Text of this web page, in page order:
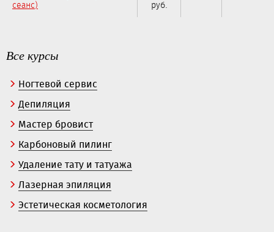
сеанс)
руб.
Все курсы
Ногтевой сервис
Депиляция
Мастер бровист
Карбоновый пилинг
Удаление тату и татуажа
Лазерная эпиляция
Эстетическая косметология